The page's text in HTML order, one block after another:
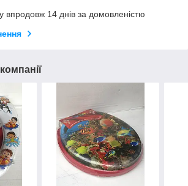
впродовж 14 днів за домовленістю